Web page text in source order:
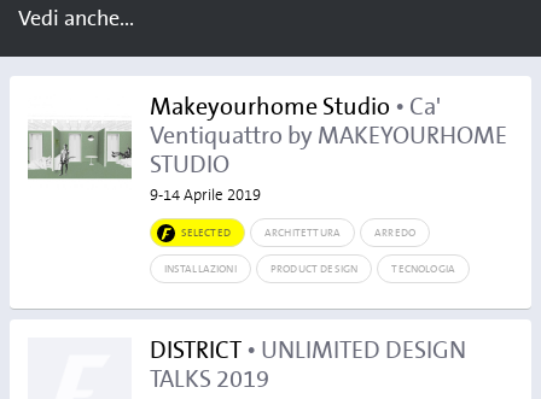
Vedi anche...
Makeyourhome Studio • Ca'
Ventiquattro by MAKEYOURHOME
STUDIO
9-14 Aprile 2019
SELECTED ARCHITETTURA ARREDO
INSTALLAZIONI PRODUCT DESIGN TECNOLOGIA
DISTRICT• UNLIMITED DESIGN
TALKS 2019